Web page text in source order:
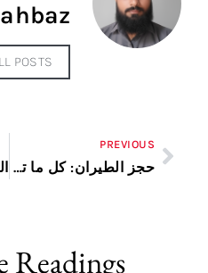
POSTS
PREVIOUS
حجز الطيران: كل ما تحتاج لمعرفته
Readings